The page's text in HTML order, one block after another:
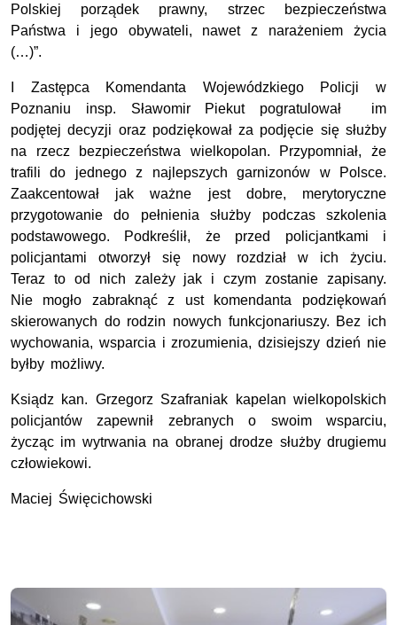
Polskiej porządek prawny, strzec bezpieczeństwa
Państwa i jego obywateli, nawet z narażeniem życia
(…)”.
I Zastępca Komendanta Wojewódzkiego Policji w
Poznaniu insp. Sławomir Piekut pogratulował im
podjętej decyzji oraz podziękował za podjęcie się służby
na rzecz bezpieczeństwa wielkopolan. Przypomniał, że
trafili do jednego z najlepszych garnizonów w Polsce.
Zaakcentował jak ważne jest dobre, merytoryczne
przygotowanie do pełnienia służby podczas szkolenia
podstawowego. Podkreślił, że przed policjantkami i
policjantami otworzył się nowy rozdział w ich życiu.
Teraz to od nich zależy jak i czym zostanie zapisany.
Nie mogło zabraknąć z ust komendanta podziękowań
skierowanych do rodzin nowych funkcjonariuszy. Bez ich
wychowania, wsparcia i zrozumienia, dzisiejszy dzień nie
byłby możliwy.
Ksiądz kan. Grzegorz Szafraniak kapelan wielkopolskich
policjantów zapewnił zebranych o swoim wsparciu,
życząc im wytrwania na obranej drodze służby drugiemu
człowiekowi.
Maciej Święcichowski